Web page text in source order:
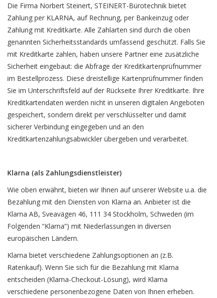
Die Firma Norbert Steinert, STEINERT-Bürotechnik bietet
Zahlung per KLARNA, auf Rechnung, per Bankeinzug oder
Zahlung mit Kreditkarte. Alle Zahlarten sind durch die oben
genannten Sicherheitsstandards umfassend geschützt. Falls Sie
mit Kreditkarte zahlen, haben unsere Partner eine zusätzliche
Sicherheit eingebaut: die Abfrage der Kreditkartenprüfnummer
im Bestellprozess. Diese dreistellige Kartenprüfnummer finden
Sie im Unterschriftsfeld auf der Rückseite Ihrer Kreditkarte. Ihre
Kreditkartendaten werden nicht in unseren digitalen Angeboten
gespeichert, sondern direkt per verschlüsselter und damit
sicherer Verbindung eingegeben und an den
Kreditkartenzahlungsabwickler übergeben und verarbeitet.
Klarna (als Zahlungsdienstleister)
Wie oben erwähnt, bieten wir Ihnen auf unserer Website u.a. die
Bezahlung mit den Diensten von Klarna an. Anbieter ist die
Klarna AB, Sveavägen 46, 111 34 Stockholm, Schweden (im
Folgenden “Klarna”) mit Niederlassungen in diversen
europäischen Ländern.
Klarna bietet verschiedene Zahlungsoptionen an (z.B.
Ratenkauf). Wenn Sie sich für die Bezahlung mit Klarna
entscheiden (Klarna-Checkout-Lösung), wird Klarna
verschiedene personenbezogene Daten von Ihnen erheben.